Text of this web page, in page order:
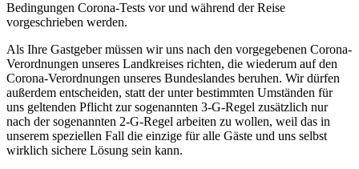
Bedingungen Corona-Tests vor und während der Reise
vorgeschrieben werden.
Als Ihre Gastgeber müssen wir uns nach den vorgegebenen Corona-
Verordnungen unseres Landkreises richten, die wiederum auf den
Corona-Verordnungen unseres Bundeslandes beruhen. Wir dürfen
außerdem entscheiden, statt der unter bestimmten Umständen für
uns geltenden Pflicht zur sogenannten 3-G-Regel zusätzlich nur
nach der sogenannten 2-G-Regel arbeiten zu wollen, weil das in
unserem speziellen Fall die einzige für alle Gäste und uns selbst
wirklich sichere Lösung sein kann.